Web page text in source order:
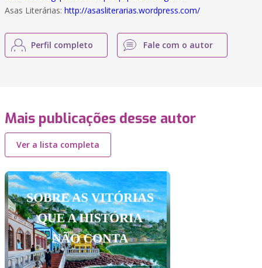
Asas Literárias: http://asasliterarias.wordpress.com/
Perfil completo Fale com o autor
Mais publicações desse autor
Ver a lista completa